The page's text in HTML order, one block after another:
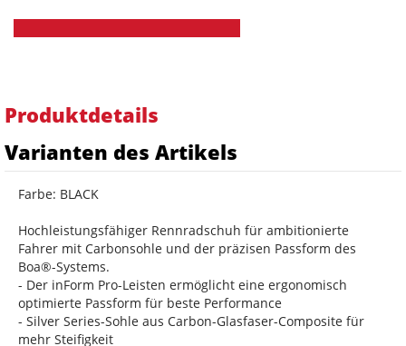
Produktdetails
Varianten des Artikels
Farbe: BLACK
Hochleistungsfähiger Rennradschuh für ambitionierte
Fahrer mit Carbonsohle und der präzisen Passform des
Boa®-Systems.
- Der inForm Pro-Leisten ermöglicht eine ergonomisch
optimierte Passform für beste Performance
- Silver Series-Sohle aus Carbon-Glasfaser-Composite für
mehr Steifigkeit